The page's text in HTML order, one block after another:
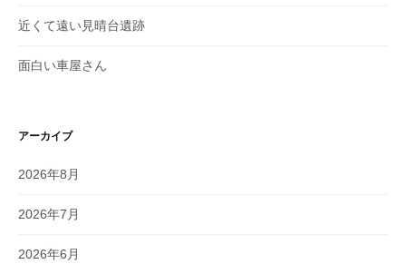
近くて遠い見晴台遺跡
面白い車屋さん
アーカイブ
2026年8月
2026年7月
2026年6月